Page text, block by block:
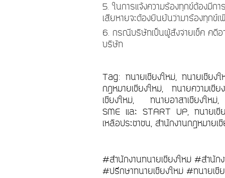
5. ในการแจ้งความร้องทุกข์ต้องมีก
เสียหายจะต้องยืนยันว่ามาร้องทุกข์
6. กรณีบริษัทเป็นผู้สั่งจ่ายเช็ค คดีอ
บริษัท
Tag: ทนายเชียงใหม่, ทนายเชียง
กฎหมายเชียงใหม่, ทนายความเชี
เชียงใหม่, ทนายอาสาเชียงใหม่,
SME และ START UP, ทนายเชี
เหลือประชาชน, สำนักงานกฎหมาย
#สำนักงานทนายเชียงใหม่ #สำนัก
#ปรึกษาทนายเชียงใหม่ #ทนายเชี